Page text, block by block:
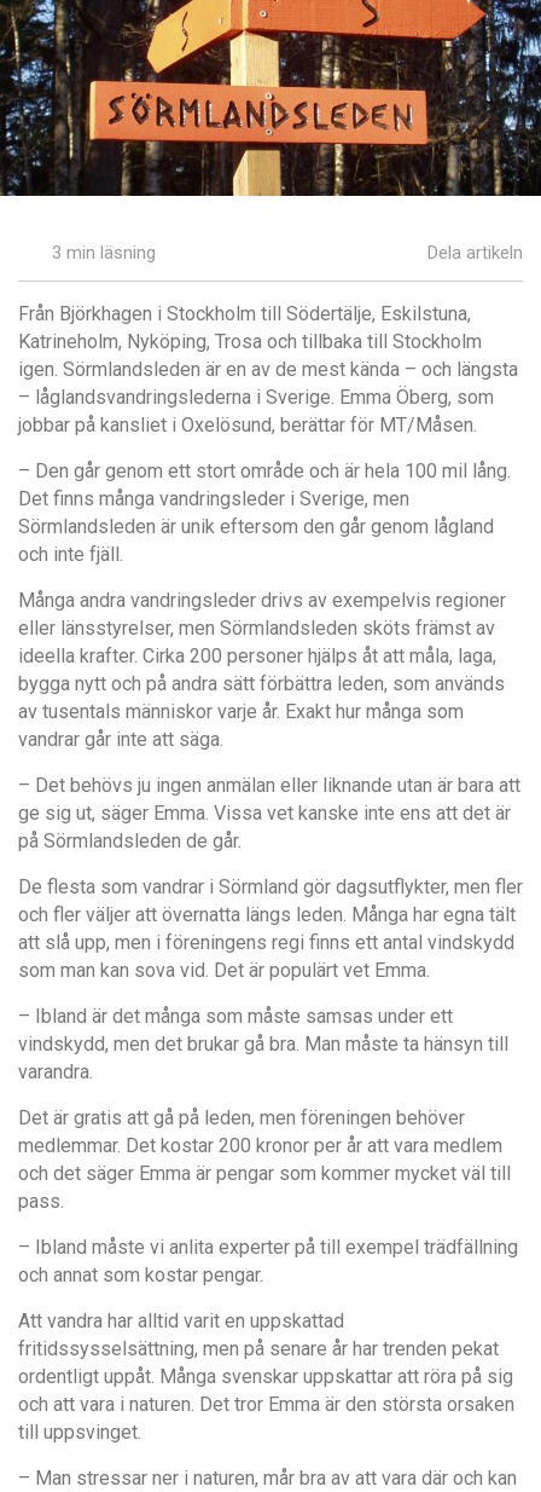
3 min läsning Dela artikeln
Från Björkhagen i Stockholm till Södertälje, Eskilstuna,
Katrineholm, Nyköping, Trosa och tillbaka till Stockholm
igen. Sörmlandsleden är en av de mest kända – och längsta
– låglandsvandringslederna i Sverige. Emma Öberg, som
jobbar på kansliet i Oxelösund, berättar för MT/Måsen.
– Den går genom ett stort område och är hela 100 mil lång.
Det finns många vandringsleder i Sverige, men
Sörmlandsleden är unik eftersom den går genom lågland
och inte fjäll.
Många andra vandringsleder drivs av exempelvis regioner
eller länsstyrelser, men Sörmlandsleden sköts främst av
ideella krafter. Cirka 200 personer hjälps åt att måla, laga,
bygga nytt och på andra sätt förbättra leden, som används
av tusentals människor varje år. Exakt hur många som
vandrar går inte att säga.
– Det behövs ju ingen anmälan eller liknande utan är bara att
ge sig ut, säger Emma. Vissa vet kanske inte ens att det är
på Sörmlandsleden de går.
De flesta som vandrar i Sörmland gör dagsutflykter, men fler
och fler väljer att övernatta längs leden. Många har egna tält
att slå upp, men i föreningens regi finns ett antal vindskydd
som man kan sova vid. Det är populärt vet Emma.
– Ibland är det många som måste samsas under ett
vindskydd, men det brukar gå bra. Man måste ta hänsyn till
varandra.
Det är gratis att gå på leden, men föreningen behöver
medlemmar. Det kostar 200 kronor per år att vara medlem
och det säger Emma är pengar som kommer mycket väl till
pass.
– Ibland måste vi anlita experter på till exempel trädfällning
och annat som kostar pengar.
Att vandra har alltid varit en uppskattad
fritidssysselsättning, men på senare år har trenden pekat
ordentligt uppåt. Många svenskar uppskattar att röra på sig
och att vara i naturen. Det tror Emma är den största orsaken
till uppsvinget.
– Man stressar ner i naturen, mår bra av att vara där och kan